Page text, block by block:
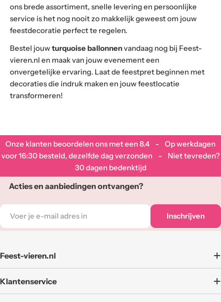
ons brede assortiment, snelle levering en persoonlijke
service is het nog nooit zo makkelijk geweest om jouw
feestdecoratie perfect te regelen.
Bestel jouwturquoise ballonnenvandaag nog bij Feest-
vieren.nl en maak van jouw evenement een
onvergetelijke ervaring. Laat de feestpret beginnen met
decoraties die indruk maken en jouw feestlocatie
transformeren!
Onze klanten beoordelen ons met een 8.4 - Op werkdagen
voor 16:30 besteld, dezelfde dag verzonden - Niet tevreden?
30 dagen bedenktijd
Acties en aanbiedingen ontvangen?
E-
mail
Inschrijven
Feest-vieren.nl
Klantenservice